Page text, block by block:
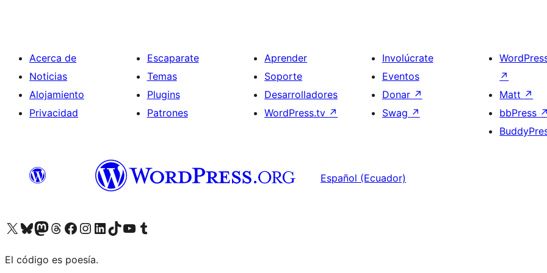
Acerca de
Noticias
Alojamiento
Privacidad
Escaparate
Temas
Plugins
Patrones
Aprender
Soporte
Desarrolladores
WordPress.tv ↗
Involúcrate
Eventos
Donar ↗
Swag ↗
↗
Matt ↗
bbPress ↗
Español (Ecuador)
Visita nuestra cuenta de X (anteriormente Twitter)
Visit our Bluesky account
Visit our Mastodon account
Visit our Threads account
Visita nuestra página de Facebook
Visita nuestra cuenta de Instagram
Visita nuestra cuenta de LinkedIn
Visit our TikTok account
Visita nuestro canal de YouTube
Visit our Tumblr account
El código es poesía.